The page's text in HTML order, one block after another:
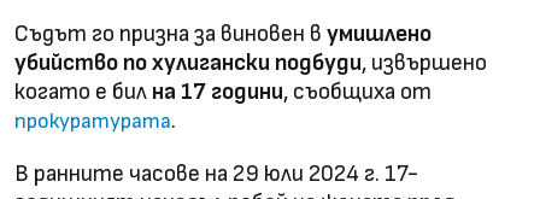
Съдът го призна за виновен в умишлено
убийство по хулигански подбуди, извършено
когато е бил на 17 години, съобщиха от
прокуратурата.
В ранните часове на 29 юли 2024 г. 17-